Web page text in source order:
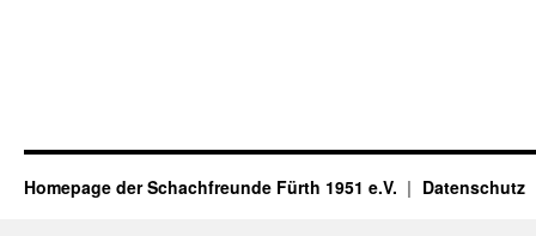
Homepage der Schachfreunde Fürth 1951 e.V. Datenschutz